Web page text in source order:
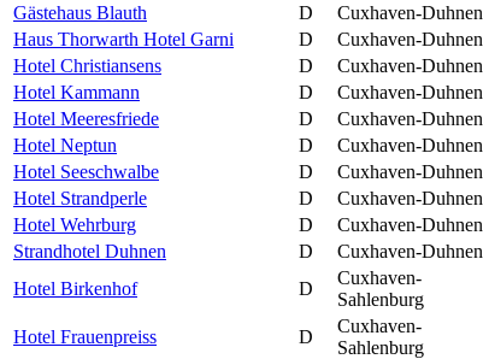
Gästehaus Blauth
D Cuxhaven-Duhnen
Haus Thorwarth Hotel Garni
D Cuxhaven-Duhnen
Hotel Christiansens
D Cuxhaven-Duhnen
Hotel Kammann
D Cuxhaven-Duhnen
Hotel Meeresfriede
D Cuxhaven-Duhnen
Hotel Neptun
D Cuxhaven-Duhnen
Hotel Seeschwalbe
D Cuxhaven-Duhnen
Hotel Strandperle
D Cuxhaven-Duhnen
Hotel Wehrburg
D Cuxhaven-Duhnen
Strandhotel Duhnen
D Cuxhaven-Duhnen
Hotel Birkenhof
D
Cuxhaven-
Sahlenburg
Hotel Frauenpreiss D
Cuxhaven-
Sahlenburg